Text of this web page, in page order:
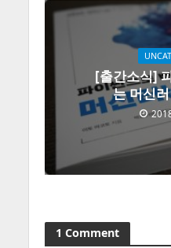
[출간소식]
는 머신
1 Comment